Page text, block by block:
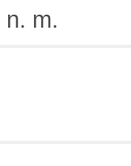
m.